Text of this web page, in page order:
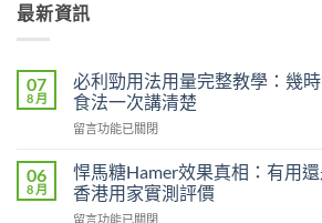
最新資訊
07
8 月
必利勁用法用量完整教學：幾
食法一次講清楚
在
利
勁
用
留言功能已關閉
06
8 月
悍馬糖Hamer效果真相：有用
香港用家實測評價
在
留言功能已關閉